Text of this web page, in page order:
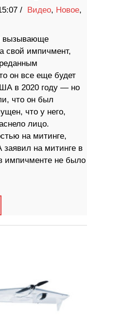
/ Видео, Новое,
вызывающе
свой импичмент,
он все еще будет
в 2020 году — но
что он был
что у него,
лицо.
на митинге,
на митинге в
импичменте не было